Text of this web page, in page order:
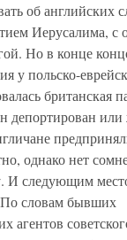
об английских
Иерусалима, с
Но в конце
у польско-
британская
депортирован или
однако нет
И следующим
словам бывших
агентов